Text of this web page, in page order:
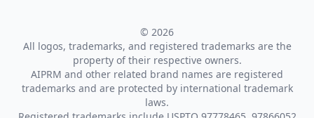
© 2026
All logos, trademarks, and registered trademarks are the
property of their respective owners.
AIPRM and other related brand names are registered
trademarks and are protected by international trademark
laws.